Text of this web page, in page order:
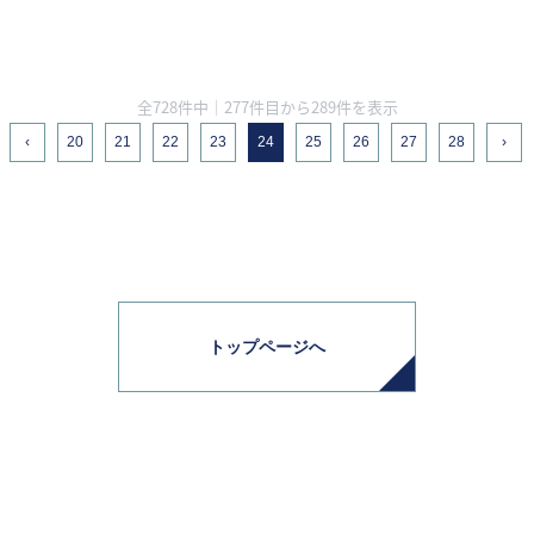
全728件中｜277件目から289件を表示
‹ 20 21 22 23 24 25 26 27 28 ›
トップページへ